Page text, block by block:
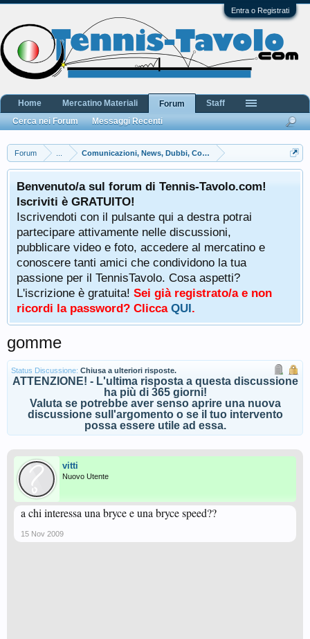
Entra o Registrati
Forum Comunicazioni, News, Dubbi, Commenti e Lamentele
Benvenuto/a sul forum di Tennis-Tavolo.com!
Iscriviti è GRATUITO!
Iscrivendoti con il pulsante qui a destra potrai
partecipare attivamente nelle discussioni,
pubblicare video e foto, accedere al mercatino e
conoscere tanti amici che condividono la tua
passione per il TennisTavolo. Cosa aspetti?
L'iscrizione è gratuita! Sei già registrato/a e non
ricordi la password? Clicca QUI.
gomme
Status Discussione: Chiusa a ulteriori risposte.
ATTENZIONE! - L'ultima risposta a questa discussione
ha più di 365 giorni!
Valuta se potrebbe aver senso aprire una nuova
discussione sull'argomento o se il tuo intervento
possa essere utile ad essa.
vitti
Nuovo Utente
a chi interessa una bryce e una bryce speed??
15 Nov 2009
Home Mercatino Materiali
Forum
Cerca nei Forum
Messaggi Recenti
Staff